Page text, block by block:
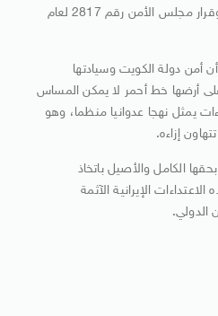
الدولي وميثاق الأمم المتحدة وقرار مجلس الأمن رقم 2817 لعام
أمن دولة الكويت وسيادتها
أرضها خط أحمر لا يمكن المساس
يمثل نهجا عدوانيا منظما، وهو
إزاءه.
الكامل والأصيل باتخاذ
الإيرانية الآثمة
الدولي.